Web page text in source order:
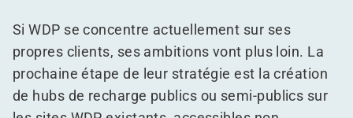
Si WDP se concentre actuellement sur ses
propres clients, ses ambitions vont plus loin. La
prochaine étape de leur stratégie est la création
de hubs de recharge publics ou semi-publics sur